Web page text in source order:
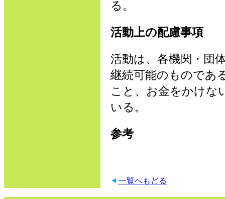
る。
活動上の配慮事項
活動は、各機関・団
継続可能のものであ
こと、お金をかけな
いる。
参考
一覧へもどる